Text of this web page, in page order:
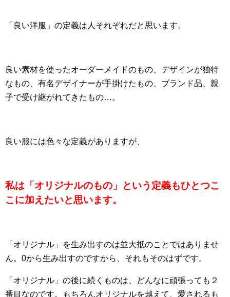
「良い洋服」の定義は人それぞれだと思います。
良い素材を使ったオーダーメイドのもの、デザインが独特
なもの、有名デザイナーが手掛けたもの、ブランド品、親
子で受け継がれてきたもの…。
良い服には色々な定義がありますが、
私は「オリジナルのもの」という定義もひとつこ
こに加えたいと思います。
「オリジナル」を生み出すのは並大抵のことではありませ
ん。0から生み出すのですから、それもそのはずです。
「オリジナル」の後に続くものは、どんなに頑張っても２
番目なのです。もちろんオリジナルを越えて、愛されるも